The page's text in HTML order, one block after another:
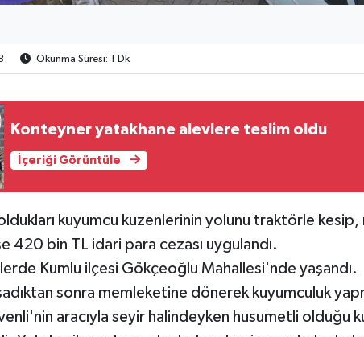
Okunma Süresi: 1 Dk
Konteyner yatakhane alevlere teslim oldu
İçeriği Görüntüle
kuyumcu kuzenlerinin yolunu traktörle kesip,
420 bin TL idari para cezası uygulandı.
Kumlu ilçesi Gökçeoğlu Mahallesi'nde yaşandı.
sonra memleketine dönerek kuyumculuk
aracıyla seyir halindeyken husumetli olduğu